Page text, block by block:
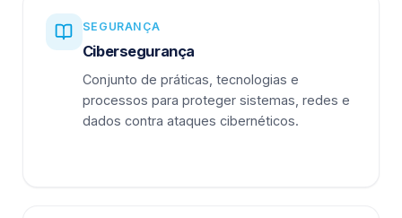
SEGURANÇA
Cibersegurança
Conjunto de práticas, tecnologias e
processos para proteger sistemas, redes e
dados contra ataques cibernéticos.